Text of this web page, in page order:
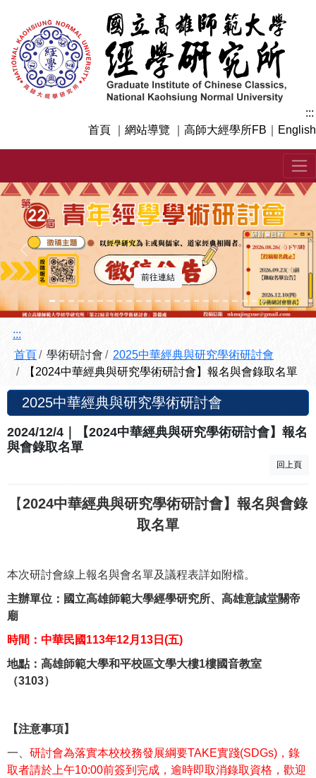
:::
首頁
網站導覽 高師大經學所FB English
前往連結
上一張 下一
:::
首頁
學術研討會
2025中華經典與研究學術研討會
【2024中華經典與研究學術研討會】報名與會錄取名單
2025中華經典與研究學術研討會
2024/12/4｜【2024中華經典與研究學術研討會】報名
與會錄取名單
回上頁
【2024中華經典與研究學術研討會】報名與會錄
取名單
本次研討會線上報名與會名單及議程表詳如附檔。
主辦單位：國立高雄師範大學經學研究所、高雄意誠堂關帝
廟
時間：中華民國113年12月13 日 (五)
地點：高雄師範大學和平校區文學大樓1樓國音教室
（3103）
【注意事項】
一、 研討會為落實本校校務發展綱要TAKE實踐(SDGs)，錄
取者請於上午10:00前簽到完成，逾時即取消錄取資格，歡迎